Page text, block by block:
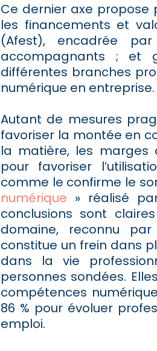
Ce dernier axe propose
les financements et
(Afest), encadrée
accompagnants ; et
différentes branches
numérique en entreprise.
Autant de mesures
favoriser la montée en
la matière, les marges
pour favoriser
comme le confirme le
numérique » réalisé
conclusions sont
domaine, reconnu
constitue un frein dans
dans la vie
personnes sondées.
compétences
86 % pour évoluer
emploi.